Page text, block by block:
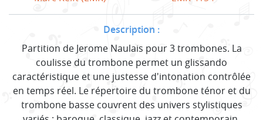
Description :
Partition de Jerome Naulais pour 3 trombones. La
coulisse du trombone permet un glissando
caractéristique et une justesse d'intonation contrôlée
en temps réel. Le répertoire du trombone ténor et du
trombone basse couvrent des univers stylistiques